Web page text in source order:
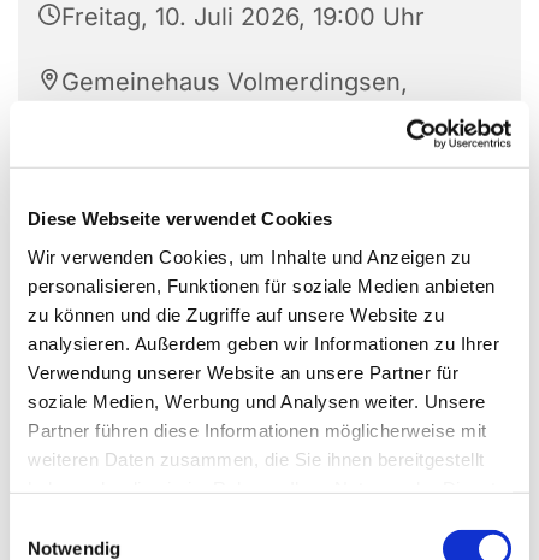
Diese Webseite verwendet Cookies
Wir verwenden Cookies, um Inhalte und Anzeigen zu
personalisieren, Funktionen für soziale Medien anbieten
zu können und die Zugriffe auf unsere Website zu
analysieren. Außerdem geben wir Informationen zu Ihrer
Verwendung unserer Website an unsere Partner für
soziale Medien, Werbung und Analysen weiter. Unsere
Partner führen diese Informationen möglicherweise mit
weiteren Daten zusammen, die Sie ihnen bereitgestellt
Notwendig
Freitag, 10. Juli 2026, 19:00 Uhr
Gemeinehaus Volmerdingsen,
Pfarrer-Brünger-Strasse 1, 32549